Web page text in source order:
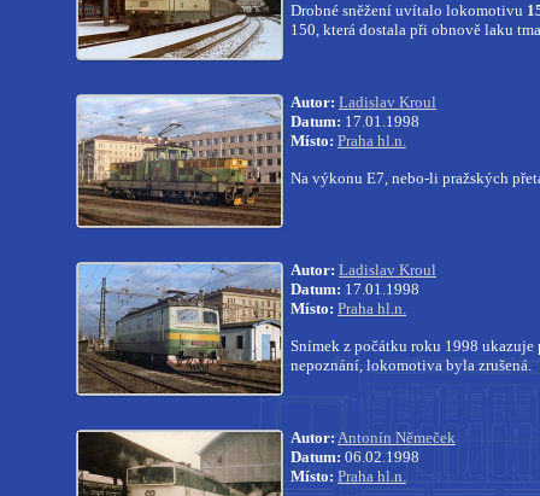
Drobné sněžení uvítalo lokomotivu
150, která dostala při obnově laku
Autor: Ladislav Kroul
Datum: 17.01.1998
Místo: Praha hl.n.
Na výkonu E7, nebo-li pražských
Autor: Ladislav Kroul
Datum: 17.01.1998
Místo: Praha hl.n.
Snímek z počátku roku 1998
nepoznání, lokomotiva byla zrušená.
Autor: Antonín Němeček
Datum: 06.02.1998
Místo: Praha hl.n.